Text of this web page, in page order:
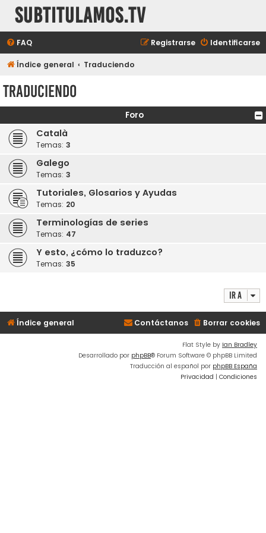
subtitulamos.tv
FAQ Identificarse
Registrarse
Índice general Traduciendo
Traduciendo
Foro
Català
Temas: 3
Galego
Temas: 3
Tutoriales, Glosarios y Ayudas
Temas: 20
Terminologías de series
Temas: 47
Y esto, ¿cómo lo traduzco?
Temas: 35
Ir a
Índice general Borrar cookies
Contáctanos
Flat Style by Ian Bradley
Desarrollado por phpBB® Forum Software © phpBB Limited
Traducción al español por phpBB España
Privacidad | Condiciones